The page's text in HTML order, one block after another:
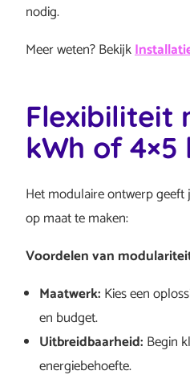
nodig.
Meer weten? Bekijk
Flexibiliteit
kWh of 4×5
Het modulaire ontwerp
op maat te maken:
Voordelen van
Maatwerk: Kies een
en budget.
Uitbreidbaarheid: Begin
energiebehoefte.